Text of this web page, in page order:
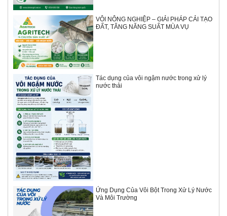
VÔI NÔNG NGHIỆP – GIẢI PHÁP CẢI TẠO
ĐẤT, TĂNG NĂNG SUẤT MÙA VỤ
Tác dụng của vôi ngậm nước trong xử lý
nước thải
Ứng Dụng Của Vôi Bột Trong Xử Lý Nước
Và Môi Trường